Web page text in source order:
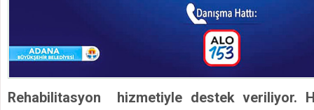
Rehabilitasyon hizmetiyle destek veriliyor.